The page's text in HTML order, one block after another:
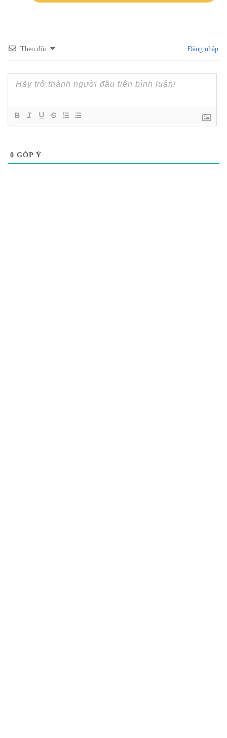
Theo dõi Đăng nhập
0 GÓP Ý